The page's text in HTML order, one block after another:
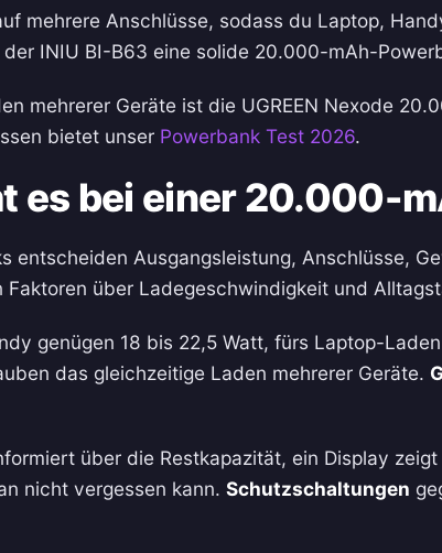
mehrere Anschlüsse, sodass du Laptop,
INIU BI-B63 eine solide 20.000-mAh-
mehrerer Geräte ist die UGREEN Nexode
bietet unser Powerbank Test 2026.
es bei einer 20.000-
entscheiden Ausgangsleistung, Anschlüsse,
über Ladegeschwindigkeit und
genügen 18 bis 22,5 Watt, fürs Laptop-
das gleichzeitige Laden mehrerer Geräte.
über die Restkapazität, ein Display
nicht vergessen kann. Schutzschaltungen